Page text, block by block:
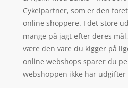
Cykelpartner, som er den
online shoppere. I det store
mange på jagt efter deres
være den vare du kigger på
online webshops sparer du
webshoppen ikke har